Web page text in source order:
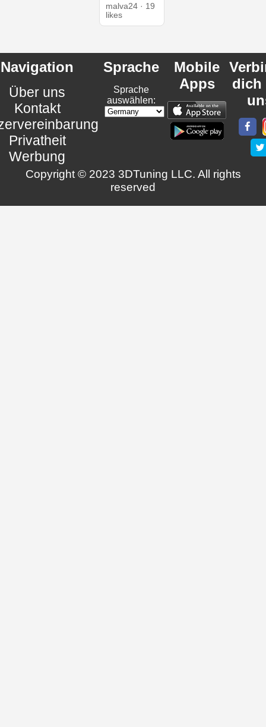
malva24 · 19
likes
Navigation
Über uns
Kontakt
Privatheit
Werbung
Sprache
Sprache
auswählen:
Mobile
Apps
dich
Copyright © 2023 3DTuning LLC. All rights
reserved